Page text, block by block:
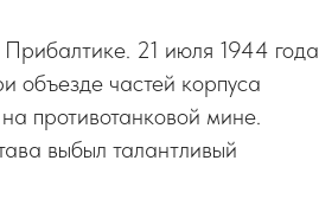
21 июля 1944 года
объезде частей корпуса
противотанковой мине.
выбыл талантливый